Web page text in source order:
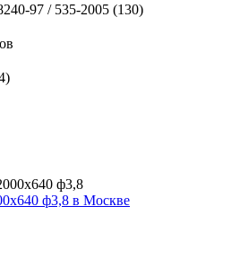
97 / 535-2005 (130)
)
ф3,8 в Москве